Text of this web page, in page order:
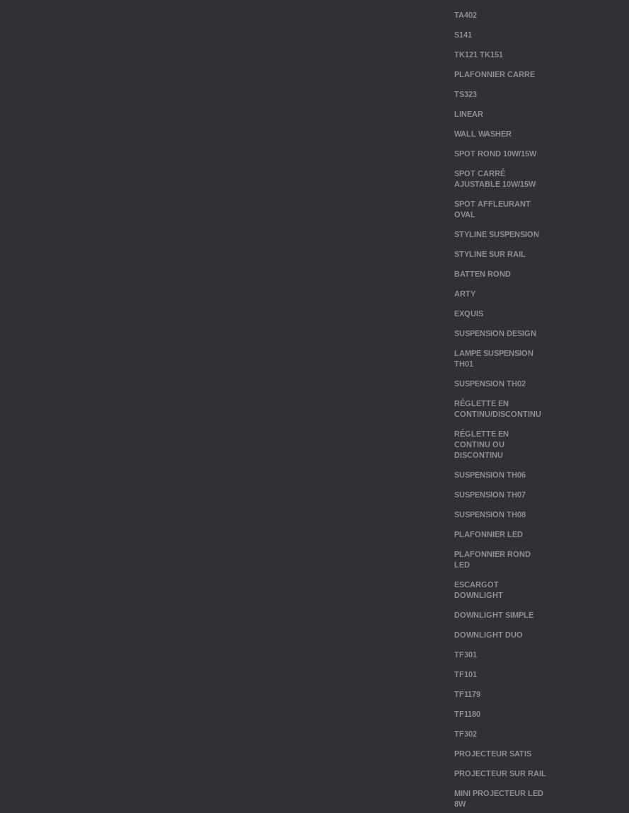
TA402
S141
TK121 TK151
PLAFONNIER CARRE
TS323
LINEAR
WALL WASHER
SPOT ROND 10W/15W
SPOT CARRÉ
AJUSTABLE 10W/15W
SPOT AFFLEURANT
OVAL
STYLINE SUSPENSION
STYLINE SUR RAIL
BATTEN ROND
ARTY
EXQUIS
SUSPENSION DESIGN
LAMPE SUSPENSION
TH01
SUSPENSION TH02
RÉGLETTE EN
CONTINU/DISCONTINU
RÉGLETTE EN
CONTINU OU
DISCONTINU
SUSPENSION TH06
SUSPENSION TH07
SUSPENSION TH08
PLAFONNIER LED
PLAFONNIER ROND
LED
ESCARGOT
DOWNLIGHT
DOWNLIGHT SIMPLE
DOWNLIGHT DUO
TF301
TF101
TF1179
TF1180
TF302
PROJECTEUR SATIS
PROJECTEUR SUR RAIL
MINI PROJECTEUR LED
8W